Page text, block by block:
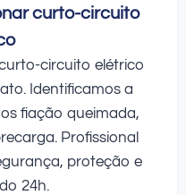
curto-circuito
circuito elétrico
Identificamos a
fiação queimada,
Profissional
proteção e
24h.